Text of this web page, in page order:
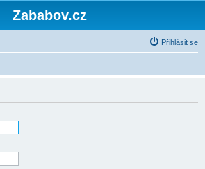
Zababov.cz
Přihlásit se